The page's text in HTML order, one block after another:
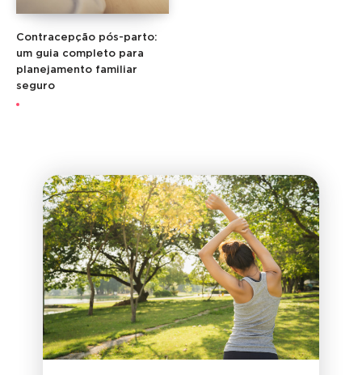
Contracepção pós-parto:
um guia completo para
planejamento familiar
seguro